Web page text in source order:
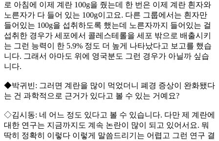
로 아침에 이제 계란 100g을 줬는데 한 번은 이제 계란 흰자와
노른자가 다 들어 있는 100g이고요. 다른 그룹에서는 흰자만
들어있는 100g을 섭취하도록 했는데 노른자까지 들어있는 걸
섭취한 경우가 세포에서 콜레스테롤을 세포 밖으로 배출시키
는 그런 능력이 한 5.9% 정도 더 높게 나타났다고 보고를 했습
니다. 그래서 아마도 위에 영국분도 그런 경우가 아닐까 싶습
니다.
◆박귀빈: 그러면 계란을 많이 먹었더니 폐경 증상이 완화됐다
는 건 과학적으로 근거가 있다고 볼 수 있는 거예요?
◇김시동: 네 어느 정도 있다고 볼 수 있습니다. 다만 제 계란에
대한 연구는 지금까지도 계속 논란이 많이 되고 있어서요. 뭐
딱히 정확히 이렇다 이렇게 말씀드리기는 어렵고 그런 연구 결